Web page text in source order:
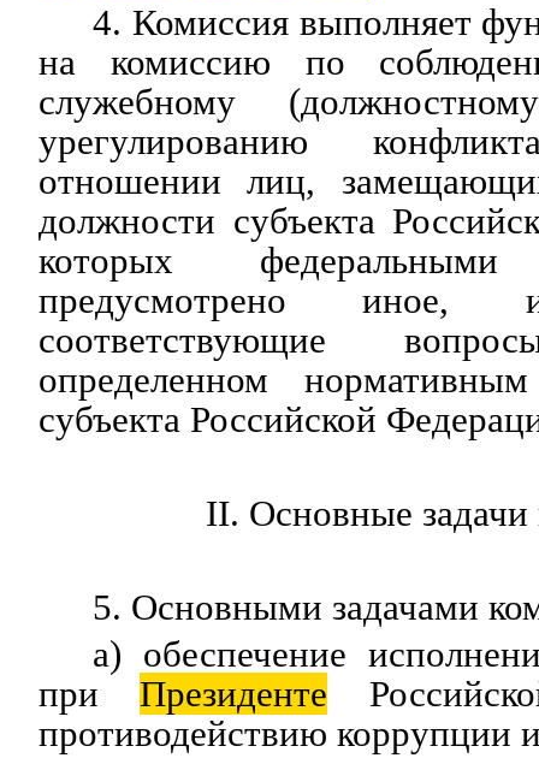
4. Комиссия выполняет
на комиссию по
служебному
урегулированию
отношении лиц,
должности субъекта
которых
предусмотрено иное, и
соответствующие
определенном
субъекта Российской
II. Основные задачи
5. Основными задачами
а) обеспечение
при Президенте
противодействию коррупции